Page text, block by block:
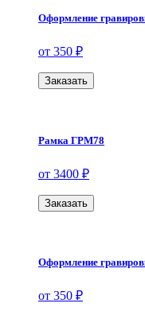
Оформление
от 350 ₽
Заказать
Рамка ГРМ78
от 3400 ₽
Заказать
Оформление
от 350 ₽